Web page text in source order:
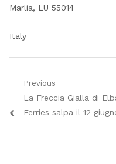
Marlia, LU 55014
Italy
Navigazione
articoli
Previous
Previous
post:
La Freccia Gialla di
Ferries salpa il 12